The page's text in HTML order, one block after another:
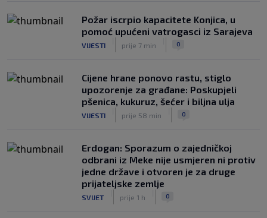
Požar iscrpio kapacitete Konjica, u
pomoć upućeni vatrogasci iz Sarajeva
VIJESTI prije 7 min 0
Cijene hrane ponovo rastu, stiglo
upozorenje za građane: Poskupjeli
pšenica, kukuruz, šećer i biljna ulja
VIJESTI prije 58 min 0
Erdogan: Sporazum o zajedničkoj
odbrani iz Meke nije usmjeren ni protiv
jedne države i otvoren je za druge
prijateljske zemlje
SVIJET prije 1 h 0